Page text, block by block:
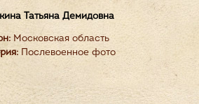
Татьяна Демидовна
Московская область
Послевоенное фото